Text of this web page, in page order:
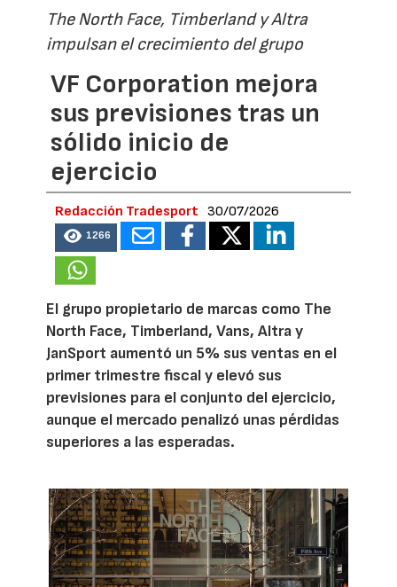
The North Face, Timberland y Altra
impulsan el crecimiento del grupo
VF Corporation mejora
sus previsiones tras un
sólido inicio de
ejercicio
Redacción Tradesport 30/07/2026
1266
El grupo propietario de marcas como The
North Face, Timberland, Vans, Altra y
JanSport aumentó un 5% sus ventas en el
primer trimestre fiscal y elevó sus
previsiones para el conjunto del ejercicio,
aunque el mercado penalizó unas pérdidas
superiores a las esperadas.